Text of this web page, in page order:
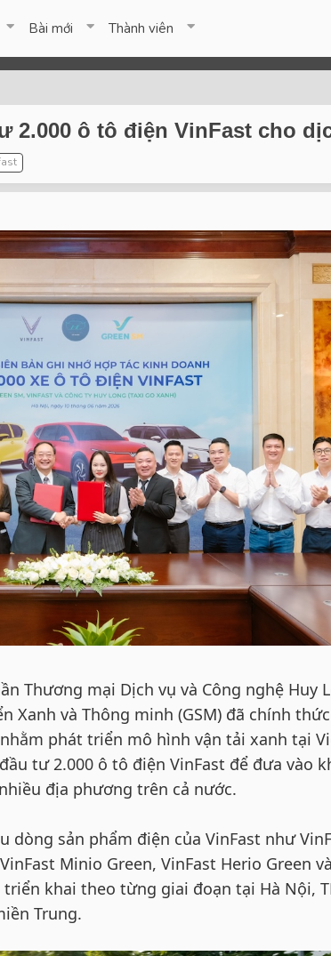
Bài mới Thành viên
2.000 ô tô điện VinFast cho
Thương mại Dịch vụ và Công nghệ Huy
Xanh và Thông minh (GSM) đã chính
phát triển mô hình vận tải xanh tại
tư 2.000 ô tô điện VinFast để đưa vào
địa phương trên cả nước.
dòng sản phẩm điện của VinFast như
Minio Green, VinFast Herio Green và
khai theo từng giai đoạn tại Hà Nội,
Trung.